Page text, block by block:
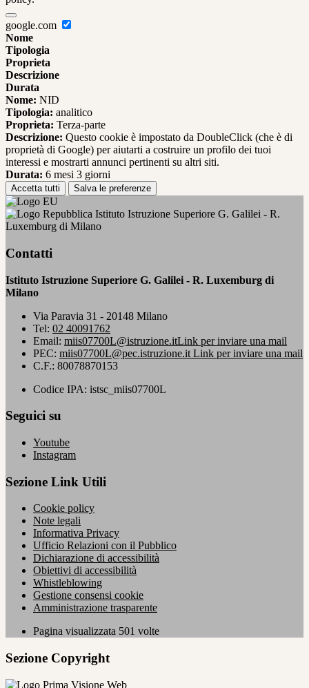
google.com
Nome
Tipologia
Proprieta
Descrizione
Durata
Nome: NID
Tipologia: analitico
Proprieta: Terza-parte
Descrizione: Questo cookie è impostato da DoubleClick (che è di
proprietà di Google) per aiutarti a costruire un profilo dei tuoi
interessi e mostrarti annunci pertinenti su altri siti.
Durata: 6 mesi 3 giorni
Accetta tutti Salva le preferenze
Istituto Istruzione Superiore G. Galilei - R.
Luxemburg di Milano
Contatti
Istituto Istruzione Superiore G. Galilei - R. Luxemburg di
Milano
Via Paravia 31 - 20148 Milano
Tel: 02 40091762
Email: miis07700L@istruzione.itLink per inviare una mail
PEC: miis07700L@pec.istruzione.it Link per inviare una mail
C.F.: 80078870153
Codice IPA: istsc_miis07700L
Seguici su
Youtube
Instagram
Sezione Link Utili
Cookie policy
Note legali
Informativa Privacy
Ufficio Relazioni con il Pubblico
Dichiarazione di accessibilità
Obiettivi di accessibilità
Whistleblowing
Gestione consensi cookie
Amministrazione trasparente
Pagina visualizzata 501 volte
Sezione Copyright